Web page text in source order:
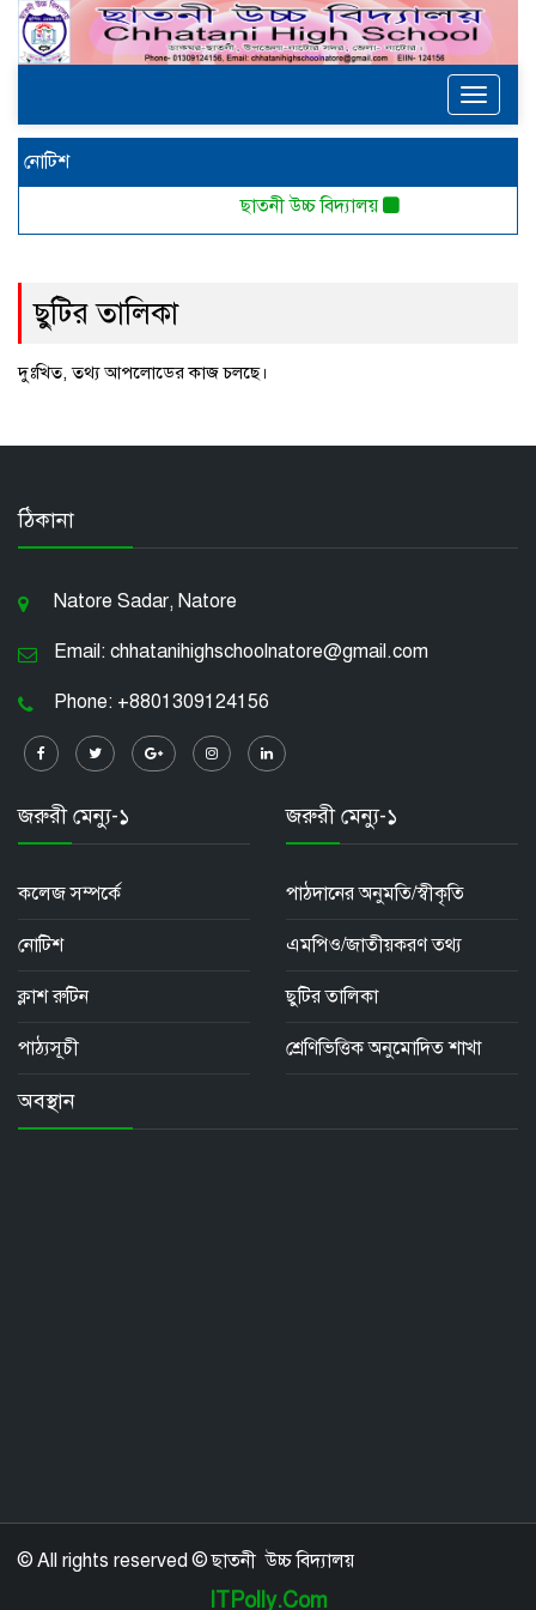
Toggle
নোটিশ
ছাতনী উচ্চ বিদ্যালয়
ছুটির তালিকা
দুঃখিত, তথ্য আপলোডের কাজ চলছে।
ঠিকানা
Natore Sadar, Natore
Email: chhatanihighschoolnatore@gmail.com
Phone: +8801309124156
জরুরী মেন্যু-১
কলেজ সম্পর্কে
নোটিশ
ক্লাশ রুটিন
পাঠ্যসূচী
জরুরী মেন্যু-১
পাঠদানের অনুমতি/স্বীকৃতি
এমপিও/জাতীয়করণ তথ্য
ছুটির তালিকা
শ্রেণিভিত্তিক অনুমোদিত শাখা
অবস্থান
© All rights reserved © ছাতনী উচ্চ বিদ্যালয়
ITPolly.Com